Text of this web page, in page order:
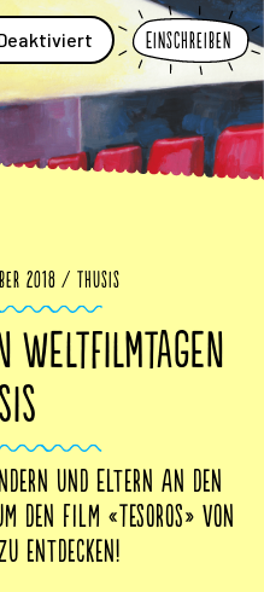
Einschreiben
2018 / Thusis
WELTFILMTAGEN
und Eltern an den
den Film «Tesoros» von
entdecken!